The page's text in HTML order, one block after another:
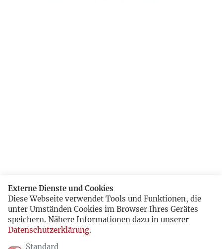
Externe Dienste und Cookies
Diese Webseite verwendet Tools und Funktionen, die
unter Umständen Cookies im Browser Ihres Gerätes
speichern. Nähere Informationen dazu in unserer
Datenschutzerklärung.
Standard